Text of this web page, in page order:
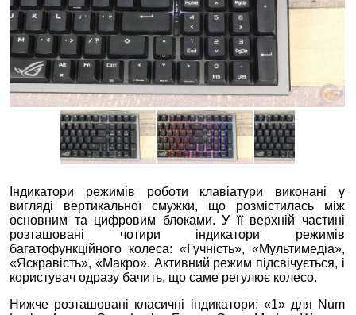
Індикатори режимів роботи клавіатури виконані у
вигляді вертикальної смужки, що розмістилась між
основним та цифровим блоками. У її верхній частині
розташовані чотири індикатори режимів
багатофункційного колеса: «Гучність», «Мультимедіа»,
«Яскравість», «Макро». Активний режим підсвічується, і
користувач одразу бачить, що саме регулює колесо.
Нижче розташовані класичні індикатори: «1» для Num